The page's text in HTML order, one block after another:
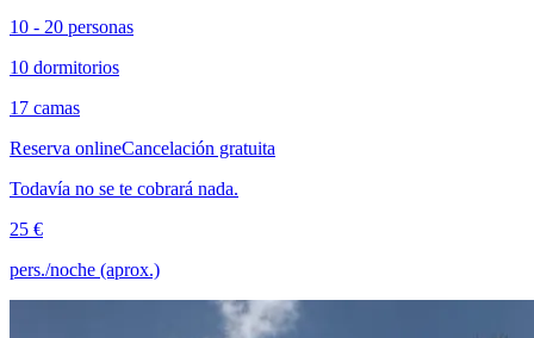
10 - 20 personas
10 dormitorios
17 camas
Reserva onlineCancelación gratuita
Todavía no se te cobrará nada.
25 €
pers./noche (aprox.)